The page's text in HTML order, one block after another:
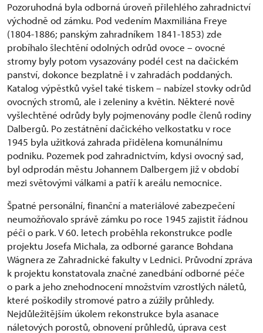
Pozoruhodná byla odborná úroveň přilehlého zahradnictví
východně od zámku. Pod vedením Maxmiliána Freye
(1804-1886; panským zahradníkem 1841-1853) zde
probíhalo šlechtění odolných odrůd ovoce – ovocné
stromy byly potom vysazovány podél cest na dačickém
panství, dokonce bezplatně i v zahradách poddaných.
Katalog výpěstků vyšel také tiskem – nabízel stovky odrůd
ovocných stromů, ale i zeleniny a květin. Některé nově
vyšlechtěné odrůdy byly pojmenovány podle členů rodiny
Dalbergů. Po zestátnění dačického velkostatku v roce
1945 byla užitková zahrada přidělena komunálnímu
podniku. Pozemek pod zahradnictvím, kdysi ovocný sad,
byl odprodán městu Johannem Dalbergem již v období
mezi světovými válkami a patří k areálu nemocnice.
Špatné personální, finanční a materiálové zabezpečení
neumožňovalo správě zámku po roce 1945 zajistit řádnou
péči o park. V 60. letech proběhla rekonstrukce podle
projektu Josefa Michala, za odborné garance Bohdana
Wágnera ze Zahradnické fakulty v Lednici. Průvodní zpráva
k projektu konstatovala značné zanedbání odborné péče
o park a jeho znehodnocení množstvím vzrostlých náletů,
které poškodily stromové patro a zúžily průhledy.
Nejdůležitějším úkolem rekonstrukce byla asanace
náletových porostů, obnovení průhledů, úprava cest